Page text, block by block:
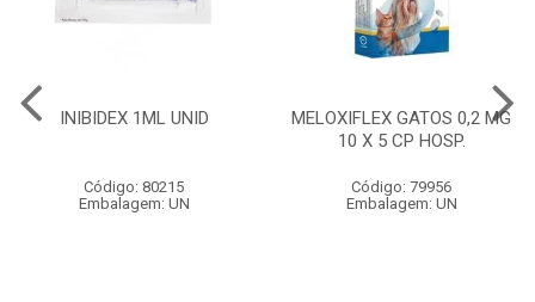
INIBIDEX 1ML UNID
Código: 80215
Embalagem: UN
MELOXIFLEX GATOS 0,2 MG
10 X 5 CP HOSP.
Código: 79956
Embalagem: UN